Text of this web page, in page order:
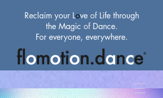
Reclaim your Love ofLife through
the Magic ofDance.
For everyone, everywhere.